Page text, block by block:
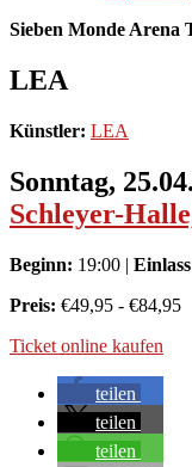
Sieben Monde Arena
LEA
Künstler: LEA
Sonntag,
Schleyer-
Beginn: 19:00 |
Preis: €49,95 - €84,95
Ticket online kaufen
teilen
teilen
teilen